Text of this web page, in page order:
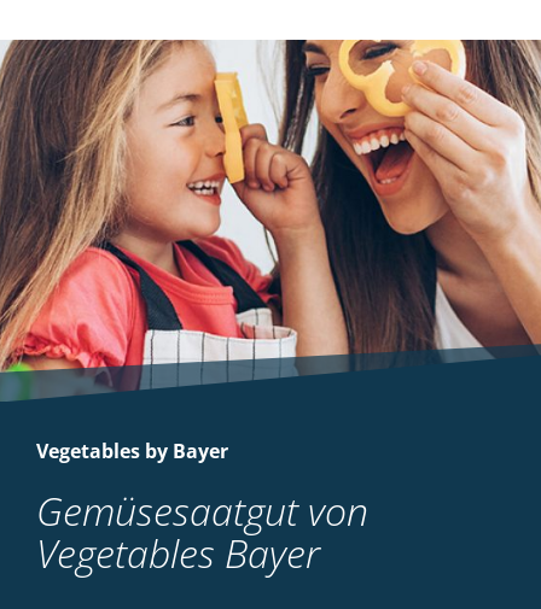
Vegetables by Bayer
Gemüsesaatgut von
Vegetables Bayer